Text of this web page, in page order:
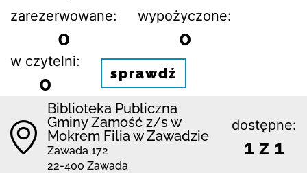
zarezerwowane:
0
wypożyczone:
0
w czytelni:
0 sprawdź
Biblio­teka Publiczna
Gminy Zamość z/s w
Mokrem Filia w Zawadzie
Zawada 172
22-400 Zawada
dostępne:
1 z 1